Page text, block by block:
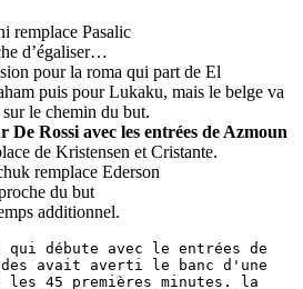
remplace Pasalic
d’égaliser…
pour la roma qui part de El
puis pour Lukaku, mais le belge va
le chemin du but.
De Rossi avec les entrées de Azmoun
de Kristensen et Cristante.
remplace Ederson
du but
additionnel.
qui débute avec le entrées de
avait averti le banc d'une
les 45 premières minutes. la